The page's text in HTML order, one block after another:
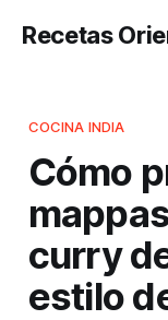
Recetas
COCINA INDIA
Cómo
curry
estilo